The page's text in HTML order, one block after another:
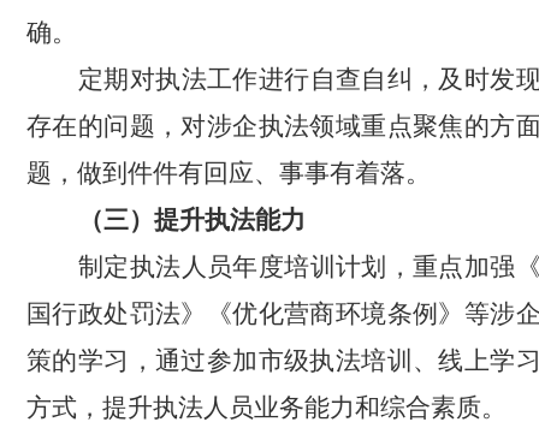
确。
定期对执法工作进行自查自纠，及时发
存在的问题，对涉企执法领域重点聚焦的方
题，做到件件有回应、事事有着落。
（三）提升执法能力
制定执法人员年度培训计划，重点加强
国行政处罚法》《优化营商环境条例》等涉
策的学习，通过参加市级执法培训、线上学
方式，提升执法人员业务能力和综合素质。